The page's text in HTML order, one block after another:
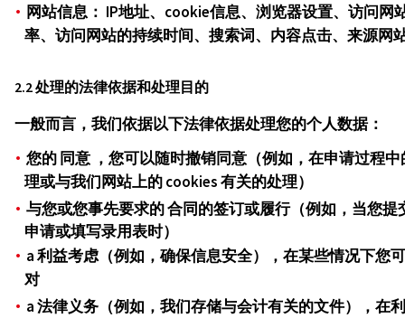
网站信息： IP地址、cookie信息、浏览器设置、访问网
率、访问网站的持续时间、搜索词、内容点击、来源网
2.2 处理的法律依据和处理目的
一般而言，我们依据以下法律依据处理您的个人数据：
您的同意 ，您可以随时撤销同意（例如，在申请过程中
理或与我们网站上的 cookies 有关的处理）
与您或您事先要求的合同的签订或履行（例如，当您提
申请或填写录用表时）
a利益考虑（例如，确保信息安全），在某些情况下您
对
a法律义务 （例如，我们存储与会计有关的文件），在